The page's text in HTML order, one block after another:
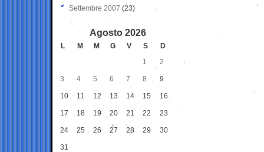
Settembre 2007 (23)
Agosto 2026
L M M G V S
D
1
2
3 4 5 6 7 8 9
10 11 12 13 14 15 16
17 18 19 20 21 22 23
24 25 26 27 28 29 30
31